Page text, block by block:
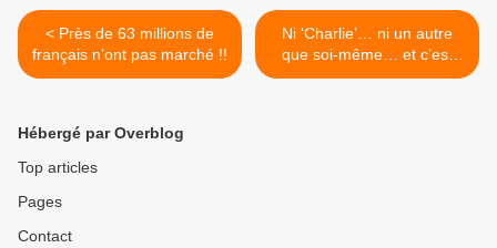
< Près de 63 millions de
français n’ont pas marché !!
Ni ‘Charlie’… ni un autre
que soi-même… et c’est
déjà bien suffisant! >
Hébergé par Overblog
Top articles
Pages
Contact